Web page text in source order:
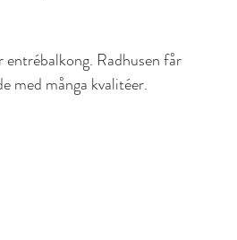
entrébalkong. Radhusen får
med många kvalitéer.